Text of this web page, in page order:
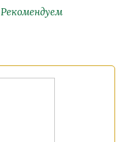
Рекомендуем